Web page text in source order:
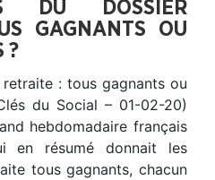
DU DOSSIER
GAGNANTS OU
?
: tous gagnants ou
du Social – 01-02-20)
hebdomadaire français
en résumé donnait les
tous gagnants, chacun